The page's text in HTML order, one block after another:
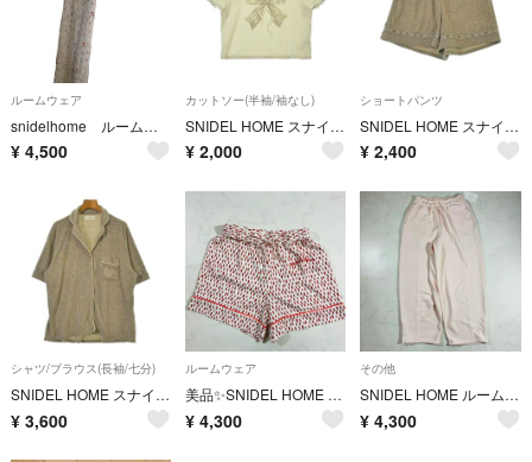
ルームウェア
snidelhome ルームウェア マキシ丈 半袖
¥ 4,500
カットソー(半袖/袖なし)
SNIDEL HOME スナイデルホーム Tシャツ・カットソー M 白 【古着】【中古】【送料無料】
¥ 2,000
ショートパンツ
SNIDEL HOME スナイデルホーム ショートパンツ M ベージュ 【古着】【中古】【送料無料】
¥ 2,400
シャツ/ブラウス(長袖/七分)
SNIDEL HOME スナイデルホーム カジュアルシャツ M ベージュ 【古着】【中古】【送料無料】
¥ 3,600
ルームウェア
美品✨SNIDEL HOME ショートパンツ ディズニー ミニー F（E965）
¥ 4,300
その他
SNIDEL HOME ルームウェアパンツ ローズヒップオイル F（E960）
¥ 4,300